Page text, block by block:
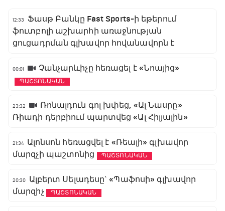
12:33
Ֆասթ Բանկը Fast Sports-ի եթերում
ֆուտբոլի աշխարհի առաջնության
ցուցադրման գլխավոր հովանավորն է
00:01 Չանչարևիչը հեռացել է «Նոայից»
ՊԱՇՏՈՆԱԿԱՆ
23:32
Ռոնալդուն գոլ խփեց, «Ալ Նասրը»
Ռիադի դերբիում պարտվեց «Ալ Հիլյալին»
21:34 Ալոնսոն հեռացվել է «Ռեալի» գլխավոր
մարզչի պաշտոնից
ՊԱՇՏՈՆԱԿԱՆ
20:30
Ալբերտ Սելադեսը` «Պաֆոսի» գլխավոր
մարզիչ
ՊԱՇՏՈՆԱԿԱՆ